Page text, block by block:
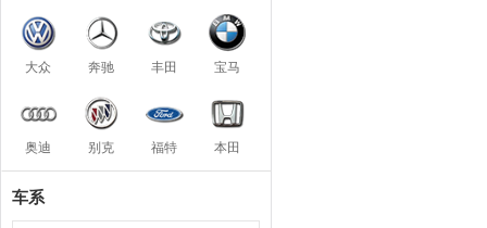
大众 奔驰 丰田 宝马
奥迪 别克 福特 本田
车系